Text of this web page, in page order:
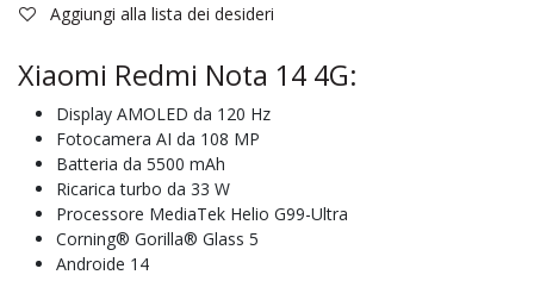
Aggiungi alla lista dei desideri
Xiaomi Redmi Nota 14 4G:
Display AMOLED da 120 Hz
Fotocamera AI da 108 MP
Batteria da 5500 mAh
Ricarica turbo da 33 W
Processore MediaTek Helio G99-Ultra
Corning® Gorilla® Glass 5
Androide 14